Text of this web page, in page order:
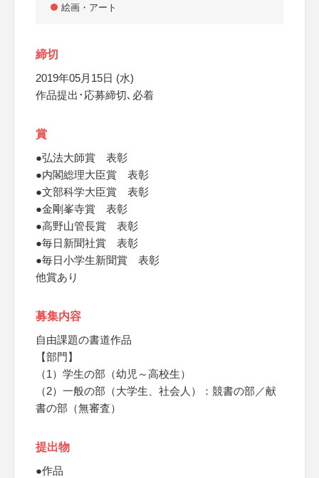
絵画・アート
締切
2019年05月15日 (水)
作品提出･応募締切､必着
賞
●弘法大師賞 表彰
●内閣総理大臣賞 表彰
●文部科学大臣賞 表彰
●金剛峯寺賞 表彰
●高野山管長賞 表彰
●毎日新聞社賞 表彰
●毎日小学生新聞賞 表彰
他賞あり
募集内容
自由課題の書道作品
【部門】
（1）学生の部（幼児～高校生）
（2）一般の部（大学生、社会人）：競書の部／献
書の部（無審査）
提出物
●作品